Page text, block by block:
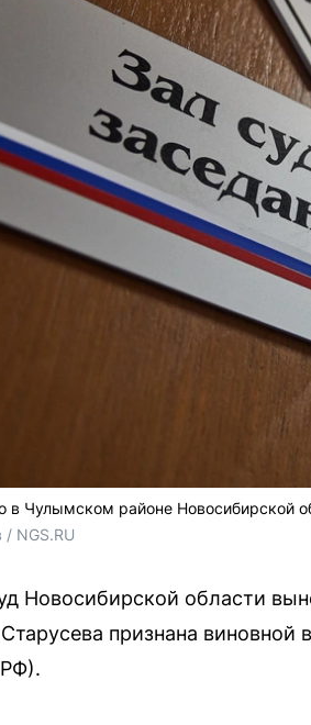
в Чулымском районе Новосибирской
NGS.RU
Новосибирской области
признана